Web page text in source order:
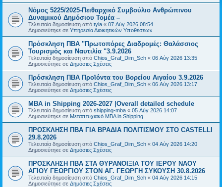
Νόμος 5225/2025-Πειθαρχικό Συμβούλιο Ανθρώπινου
Δυναμικού Δημόσιου Τομέα –
Τελευταία δημοσίευση από tyia « 07 Αύγ 2026 08:54
Δημοσιεύτηκε σε Υπηρεσία Διοικητικών Υποθέσεων
Πρόσκληση ΠΒΑ "Πρωτοπόρες Διαδρομές: Θαλάσσιος
Τουρισμός και Ναυτιλία "3.9.2026
Τελευταία δημοσίευση από Chios_Graf_Dim_Sch « 06 Αύγ 2026 13:35
Δημοσιεύτηκε σε Δημόσιες Σχέσεις
Πρόσκληση ΠΒΑ Προϊόντα του Βορείου Αιγαίου 3.9.2026
Τελευταία δημοσίευση από Chios_Graf_Dim_Sch « 06 Αύγ 2026 13:17
Δημοσιεύτηκε σε Δημόσιες Σχέσεις
MBA in Shipping 2026-2027 |Overall detailed schedule
Τελευταία δημοσίευση από shipping-mba « 05 Αύγ 2026 14:07
Δημοσιεύτηκε σε Μεταπτυχιακό MBA in Shipping
ΠΡΟΣΚΛΗΣΗ ΠΒΑ ΓΙΑ ΒΡΑΔΙΑ ΠΟΛΙΤΙΣΜΟΥ ΣΤΟ CASTELLI
29.8.2026
Τελευταία δημοσίευση από Chios_Graf_Dim_Sch « 04 Αύγ 2026 14:20
Δημοσιεύτηκε σε Δημόσιες Σχέσεις
ΠΡΟΣΚΛΗΣΗ ΠΒΑ ΣΤΑ ΘΥΡΑΝΟΙΞΙΑ ΤΟΥ ΙΕΡΟΥ ΝΑΟΥ
ΑΓΙΟΥ ΓΕΩΡΓΙΟΥ ΣΤΟΝ ΑΓ. ΓΕΩΡΓΗ ΣΥΚΟΥΣΗ 30.8.2026
Τελευταία δημοσίευση από Chios_Graf_Dim_Sch « 04 Αύγ 2026 14:15
Δημοσιεύτηκε σε Δημόσιες Σχέσεις